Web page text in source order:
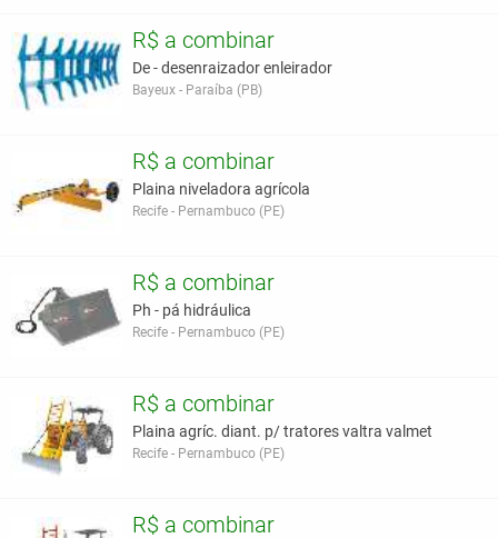
R$ a combinar
De - desenraizador enleirador
Bayeux - Paraíba (PB)
R$ a combinar
Plaina niveladora agrícola
Recife - Pernambuco (PE)
R$ a combinar
Ph - pá hidráulica
Recife - Pernambuco (PE)
R$ a combinar
Plaina agríc. diant. p/ tratores valtra valmet
Recife - Pernambuco (PE)
R$ a combinar